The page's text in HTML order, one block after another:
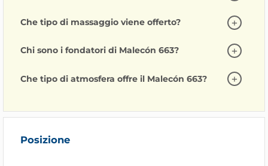
Che tipo di massaggio viene offerto?
Chi sono i fondatori di Malecón 663?
Che tipo di atmosfera offre il Malecón 663?
Posizione